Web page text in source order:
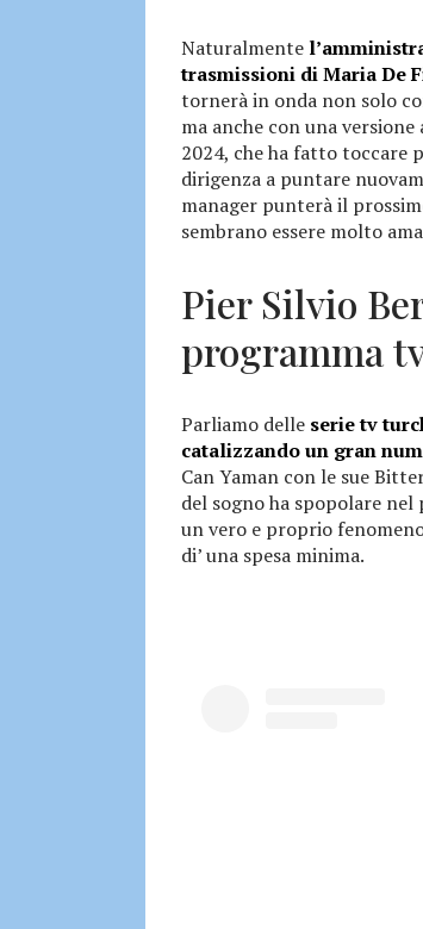
Naturalmente
trasmissioni di Maria De
tornerà in onda non solo
ma anche con una
2024, che ha fatto toccare
dirigenza a puntare
manager punterà il
sembrano essere molto
Pier Silvio
programma
Parliamo delle serie tv
catalizzando un gran
Can Yaman con le sue
del sogno ha spopolare
un vero e proprio
di’ una spesa minima.